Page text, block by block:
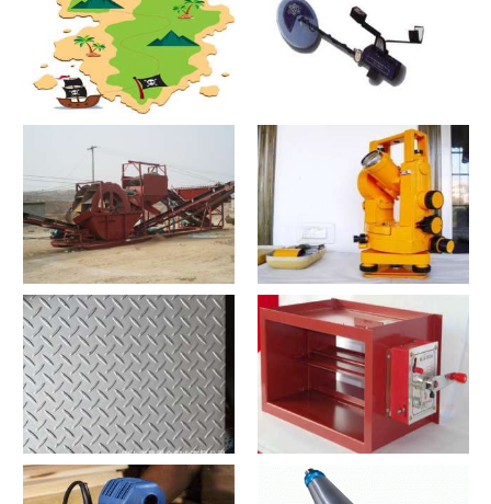
寻宝？寻宝2021价格和图文详
探测器？探测器2021价格和图
文详情
洗沙机？洗沙机2021价格和图
文详情
经纬仪？经纬仪2021价格和图
文详情
花纹板？花纹板2021价格和图
文详情
排烟阀？排烟阀2021价格和图